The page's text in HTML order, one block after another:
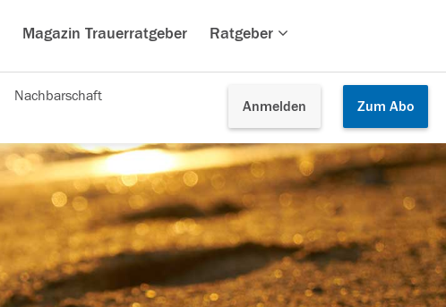
Magazin Trauerratgeber Ratgeber
Anmelden Zum Abo
Nachbarschaft